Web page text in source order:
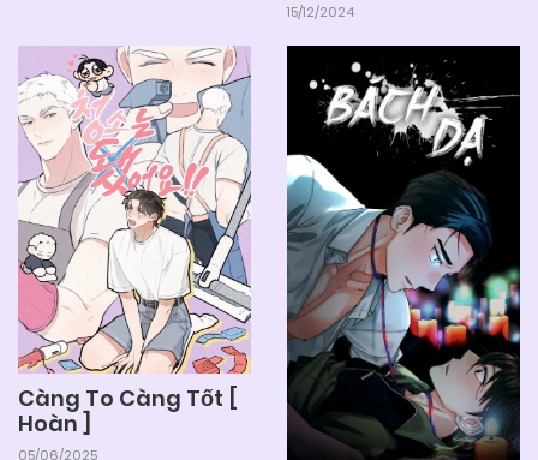
15/12/2024
Càng To Càng Tốt [
Hoàn ]
05/06/2025